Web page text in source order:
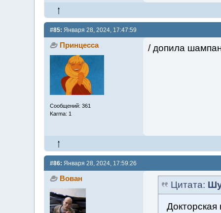
#85: Января 28, 2024, 17:47:59
Принцесса
Сообщений: 361
Karma: 1
/ допила
#86: Января 28, 2024, 17:59:26
Вован
Цитата: